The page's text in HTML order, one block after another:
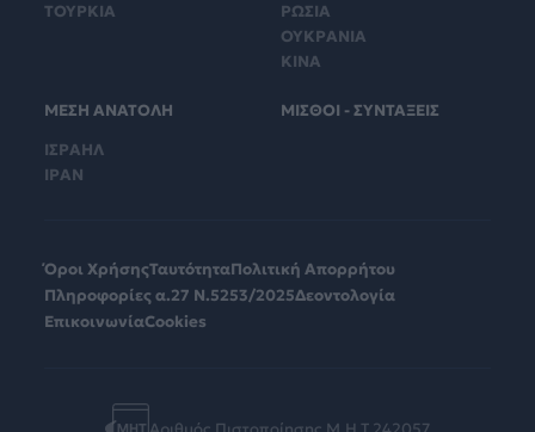
ΤΟΥΡΚΙΑ
ΡΩΣΙΑ
ΟΥΚΡΑΝΙΑ
ΚΙΝΑ
ΜΕΣΗ ΑΝΑΤΟΛΗ
ΙΣΡΑΗΛ
ΙΡΑΝ
ΜΙΣΘΟΙ - ΣΥΝΤΑΞΕΙΣ
Όροι ΧρήσηςΤαυτότηταΠολιτική Απορρήτου
Πληροφορίες α.27 Ν.5253/2025Δεοντολογία
ΕπικοινωνίαCookies